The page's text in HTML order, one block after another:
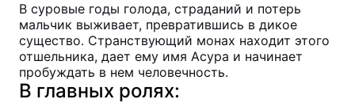
В суровые годы голода, страданий и потерь
мальчик выживает, превратившись в дикое
существо. Странствующий монах находит этого
отшельника, дает ему имя Асура и начинает
пробуждать в нем человечность.
В главных ролях: